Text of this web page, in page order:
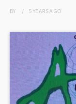
BY 5 YEARSAGO